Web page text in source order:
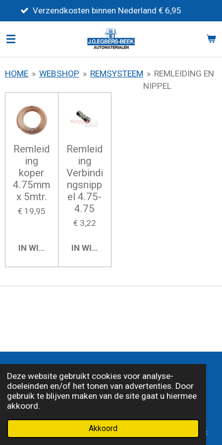
Deze website gebruikt cookies voor analyse-
doeleinden en/of het tonen van advertenties. Door
gebruik te blijven maken van de site gaat u hiermee
akkoord.
Akkoord
direct
naar
binnen Nederland € 6,95
HOME » WEBSHOP » REMSYSTEEM » REMLEIDING EN
NIPPEL
Remleid
ing
koper
4.75mm
x 5mtr.
€ 19,95
IN WINKELWAGEN
Remleid
ing
Verbindi
ngsnipp
el 4.75-
4.75
€ 3,22
IN WINKELWAGEN
voorwaarden
| Disclamer|Privacy statemant
Alle genoemde prijzen zijn inclusief 21% BTW
Telefoonnummer Facebook